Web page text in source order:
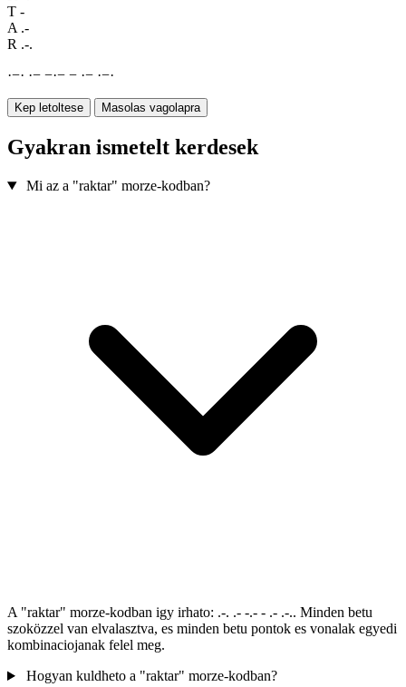
T -
A .-
R .-.
·−· ·− −·− − ·− ·−·
Kep letoltese Masolas vagolapra
Gyakran ismetelt kerdesek
Mi az a "raktar" morze-kodban?
A "raktar" morze-kodban igy irhato: .-. .- -.- - .- .-.. Minden betu
szoközzel van elvalasztva, es minden betu pontok es vonalak egyedi
kombinaciojanak felel meg.
Hogyan kuldheto a "raktar" morze-kodban?